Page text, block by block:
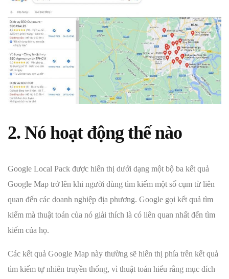
2. Nó hoạt động thế nào
Google Local Pack được hiển thị dưới dạng một bộ ba kết quả
Google Map trở lên khi người dùng tìm kiếm một số cụm từ liên
quan đến các doanh nghiệp địa phương. Google gọi kết quả tìm
kiếm mà thuật toán của nó giải thích là có liên quan nhất đến tìm
kiếm của họ.
Các kết quả Google Map này thường sẽ hiển thị phía trên kết quả
tìm kiếm tự nhiên truyền thống, vì thuật toán hiểu rằng mục đích